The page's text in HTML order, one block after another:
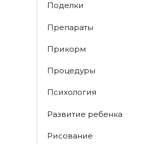
Поделки
Препараты
Прикорм
Процедуры
Психология
Развитие ребенка
Рисование